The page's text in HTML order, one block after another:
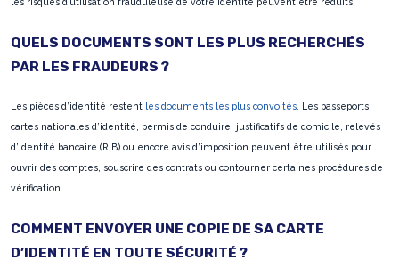
QUELS DOCUMENTS SONT LES PLUS RECHERCHÉS
PAR LES FRAUDEURS ?
Les pièces d’identité restent les documents les plus convoités.
Les passeports,
cartes nationales d’identité, permis de conduire, justificatifs de domicile, relevés
d’identité bancaire (RIB) ou encore avis d’imposition peuvent être utilisés pour
ouvrir des comptes, souscrire des contrats ou contourner certaines procédures de
vérification.
COMMENT ENVOYER UNE COPIE DE SA CARTE
D’IDENTITÉ EN TOUTE SÉCURITÉ ?